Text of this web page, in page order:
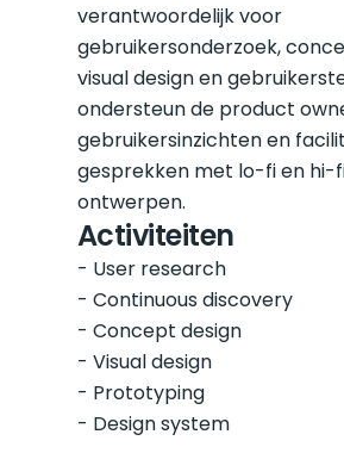
verantwoordelijk voor
gebruikersonderzoek,
visual design en
ondersteun de product
gebruikersinzichten en
gesprekken met lo-fi en hi-
ontwerpen.
Activiteiten
- User research
- Continuous discovery
- Concept design
- Visual design
- Prototyping
- Design system